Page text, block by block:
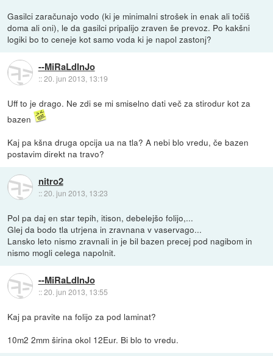
Gasilci zaračunajo vodo (ki je minimalni strošek in enak ali točiš
doma ali oni), le da gasilci pripalijo zraven še prevoz. Po kakšni
logiki bo to ceneje kot samo voda ki je napol zastonj?
--MiRaLdInJo
::20. jun 2013, 13:19
Uff to je drago. Ne zdi se mi smiselno dati več za stirodur kot za
bazen
Kaj pa kšna druga opcija ua na tla? A nebi blo vredu, če bazen
postavim direkt na travo?
nitro2
::20. jun 2013, 13:23
Pol pa daj en star tepih, itison, debelejšo folijo,...
Glej da bodo tla utrjena in zravnana v vaservago...
Lansko leto nismo zravnali in je bil bazen precej pod nagibom in
nismo mogli celega napolnit.
--MiRaLdInJo
::20. jun 2013, 13:55
Kaj pa pravite na folijo za pod laminat?
10m2 2mm širina okol 12Eur. Bi blo to vredu.